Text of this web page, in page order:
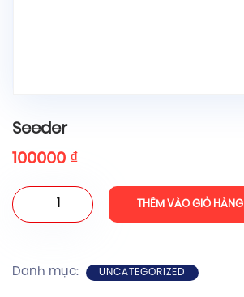
Seeder
100000 ₫
Seeder
số
THÊM VÀO GIỎ HÀNG
Danh mục: UNCATEGORIZED